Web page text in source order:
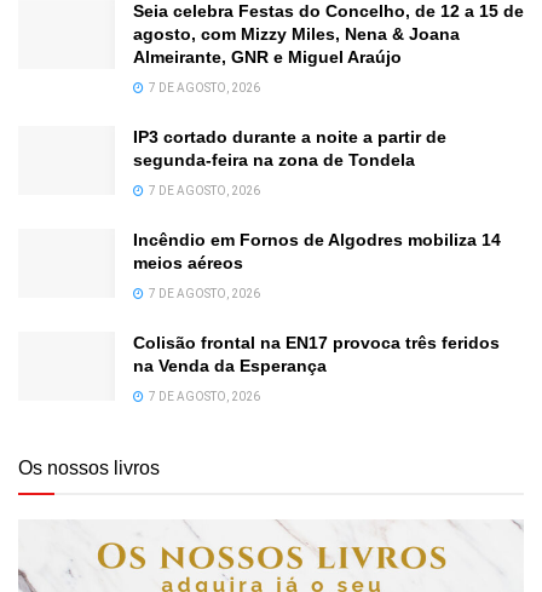
Seia celebra Festas do Concelho, de 12 a 15 de
agosto, com Mizzy Miles, Nena & Joana
Almeirante, GNR e Miguel Araújo
7 DE AGOSTO, 2026
IP3 cortado durante a noite a partir de
segunda-feira na zona de Tondela
7 DE AGOSTO, 2026
Incêndio em Fornos de Algodres mobiliza 14
meios aéreos
7 DE AGOSTO, 2026
Colisão frontal na EN17 provoca três feridos
na Venda da Esperança
7 DE AGOSTO, 2026
Os nossos livros